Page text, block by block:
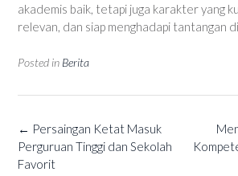
akademis baik, tetapi juga karakter yang
relevan, dan siap menghadapi tantangan
Posted in Berita
Post
navigation
← Persaingan Ketat Masuk
Perguruan Tinggi dan Sekolah
Favorit